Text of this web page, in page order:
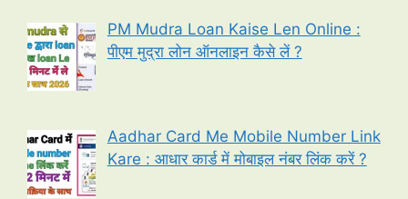
PM Mudra Loan Kaise Len Online :
पीएम मुद्रा लोन ऑनलाइन कैसे लें ?
Aadhar Card Me Mobile Number Link
Kare : आधार कार्ड में मोबाइल नंबर लिंक करें ?